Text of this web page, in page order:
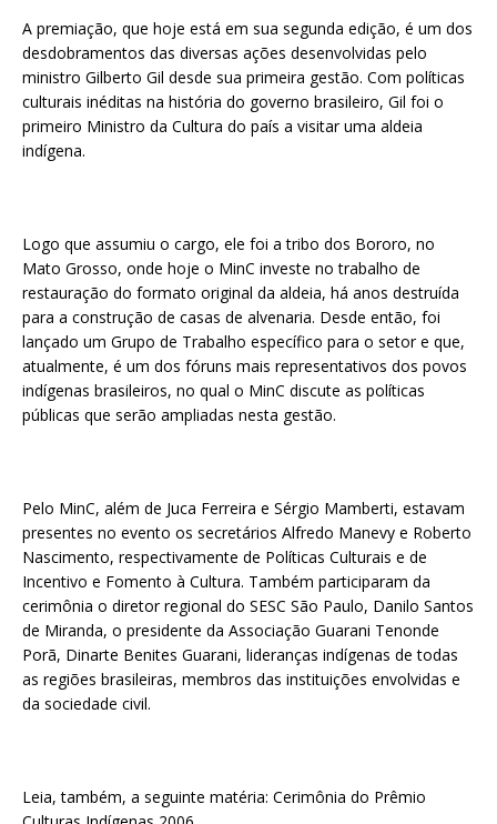
A premiação, que hoje está em sua segunda edição, é um dos
desdobramentos das diversas ações desenvolvidas pelo
ministro Gilberto Gil desde sua primeira gestão. Com políticas
culturais inéditas na história do governo brasileiro, Gil foi o
primeiro Ministro da Cultura do país a visitar uma aldeia
indígena.
Logo que assumiu o cargo, ele foi a tribo dos Bororo, no
Mato Grosso, onde hoje o MinC investe no trabalho de
restauração do formato original da aldeia, há anos destruída
para a construção de casas de alvenaria. Desde então, foi
lançado um Grupo de Trabalho específico para o setor e que,
atualmente, é um dos fóruns mais representativos dos povos
indígenas brasileiros, no qual o MinC discute as políticas
públicas que serão ampliadas nesta gestão.
Pelo MinC, além de Juca Ferreira e Sérgio Mamberti, estavam
presentes no evento os secretários Alfredo Manevy e Roberto
Nascimento, respectivamente de Políticas Culturais e de
Incentivo e Fomento à Cultura. Também participaram da
cerimônia o diretor regional do SESC São Paulo, Danilo Santos
de Miranda, o presidente da Associação Guarani Tenonde
Porã, Dinarte Benites Guarani, lideranças indígenas de todas
as regiões brasileiras, membros das instituições envolvidas e
da sociedade civil.
Leia, também, a seguinte matéria: Cerimônia do Prêmio